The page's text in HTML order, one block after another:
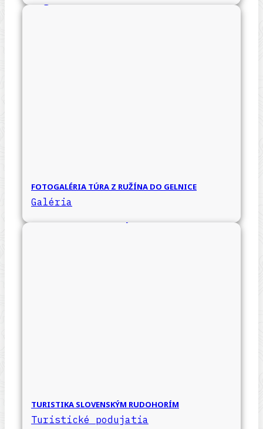
FOTOGALÉRIA TÚRA Z RUŽÍNA DO GELNICE
Galéria
TURISTIKA SLOVENSKÝM RUDOHORÍM
Turistické podujatia